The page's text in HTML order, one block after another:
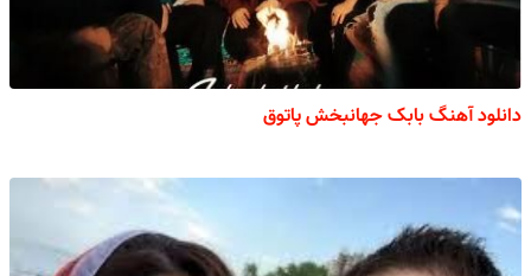
دانلود آهنگ بابک جهانبخش پاتوق